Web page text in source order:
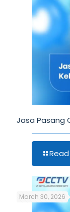
Jasa Pasang
March 30, 2026